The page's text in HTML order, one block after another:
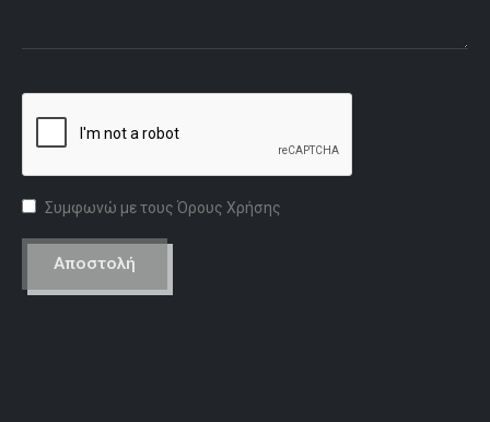
Συμφωνώ με τους Όρους Χρήσης